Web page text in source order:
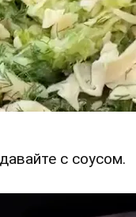
с соусом.